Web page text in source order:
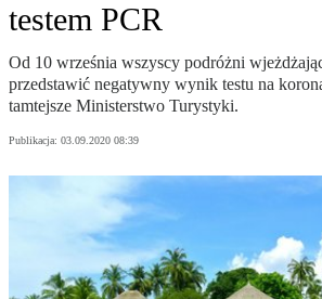
testem PCR
Od 10 września wszyscy podróżni
przedstawić negatywny wynik testu na
tamtejsze Ministerstwo Turystyki.
Publikacja: 03.09.2020 08:39